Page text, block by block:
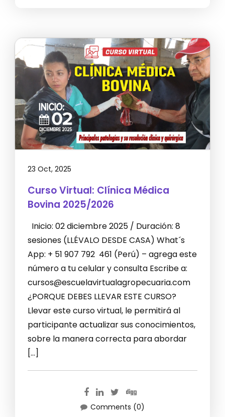
23 Oct, 2025
Curso Virtual: Clínica Médica
Bovina 2025/2026
Inicio: 02 diciembre 2025 / Duración: 8
sesiones (LLÉVALO DESDE CASA) What´s
App: + 51 907 792 461 (Perú) – agrega este
número a tu celular y consulta Escribe a:
cursos@escuelavirtualagropecuaria.com
¿PORQUE DEBES LLEVAR ESTE CURSO?
Llevar este curso virtual, le permitirá al
participante actualizar sus conocimientos,
sobre la manera correcta para abordar
[…]
Comments (0)